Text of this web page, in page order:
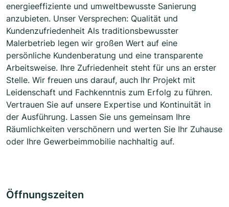
energieeffiziente und umweltbewusste Sanierung
anzubieten. Unser Versprechen: Qualität und
Kundenzufriedenheit Als traditionsbewusster
Malerbetrieb legen wir großen Wert auf eine
persönliche Kundenberatung und eine transparente
Arbeitsweise. Ihre Zufriedenheit steht für uns an erster
Stelle. Wir freuen uns darauf, auch Ihr Projekt mit
Leidenschaft und Fachkenntnis zum Erfolg zu führen.
Vertrauen Sie auf unsere Expertise und Kontinuität in
der Ausführung. Lassen Sie uns gemeinsam Ihre
Räumlichkeiten verschönern und werten Sie Ihr Zuhause
oder Ihre Gewerbeimmobilie nachhaltig auf.
Öffnungszeiten